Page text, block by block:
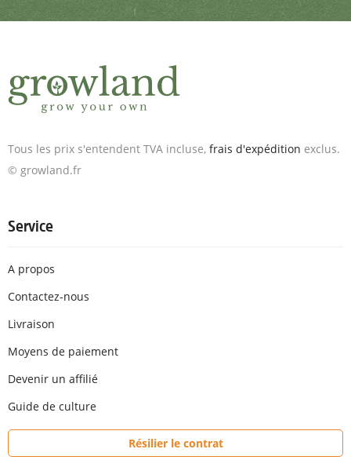
Tous les prix s'entendent TVA incluse, frais d'expédition exclus.
© growland.fr
Service
A propos
Contactez-nous
Livraison
Moyens de paiement
Devenir un affilié
Guide de culture
Résilier le contrat